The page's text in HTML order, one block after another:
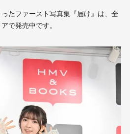
たファースト写真集『届け』は、全
で発売中です。